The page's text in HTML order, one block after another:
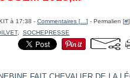
à 17:38 - Commentaires [ ] - Permalien [#]
, SOCHEPRESSE